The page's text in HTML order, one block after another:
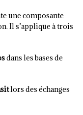
une composante
Il s’applique à trois
dans les bases de
lors des échanges